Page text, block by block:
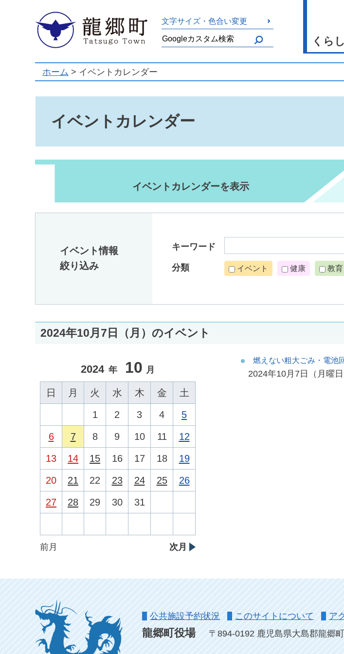
龍郷町 文字サイズ・色合い変更
くらし
ホーム > イベントカレンダー
イベントカレンダー
イベントカレンダーを表示
イベント情報
絞り込み
キーワード
分類 イベント 健康 教育
2024年10月7日（月）のイベント
2024 年 10 月
日 月 火 水 木 金 土
1 2 3 4 5
6 7 8 9 10 11 12
13 14 15 16 17 18 19
20 21 22 23 24 25 26
27 28 29 30 31
前月 次月
燃えない粗大ごみ・電池
2024年10月7日（月曜
公共施設予約状況 このサイトについて ア
龍郷町役場 〒894-0192 鹿児島県大島郡龍郷